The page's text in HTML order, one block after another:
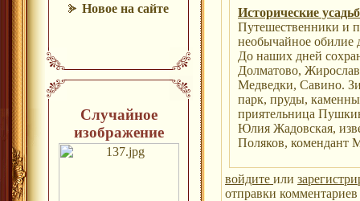
Новое на сайте
Случайное
изображение
Исторические
Путешественники и
необычайное обилие
До наших дней
Долматово,
Медведки, Савино.
парк, пруды,
приятельница
Юлия Жадовская,
Поляков,
войдите или
отправки